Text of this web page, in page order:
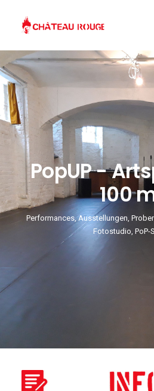
PopUP -
100
Performances, Ausstellungen,
Fotostudio, PoP-